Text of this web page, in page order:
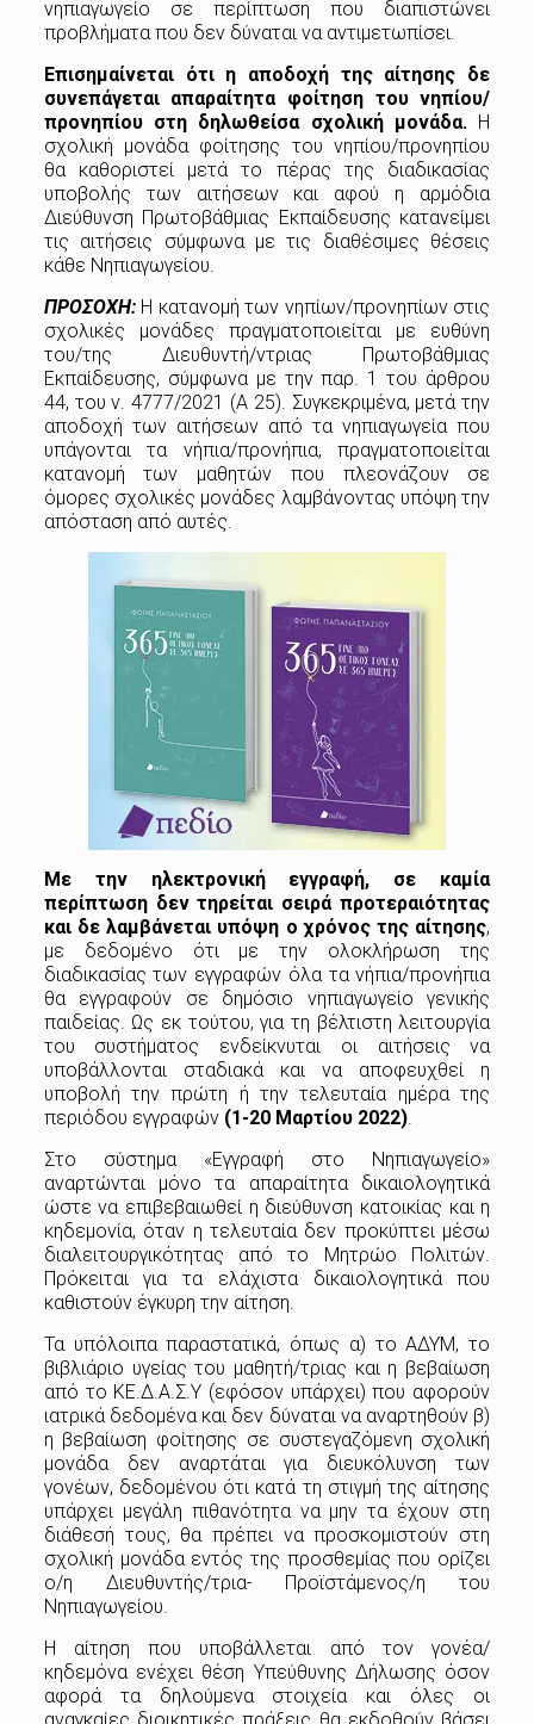
νηπιαγωγείο σε περίπτωση που διαπιστώνει
προβλήματα που δεν δύναται να αντιμετωπίσει.
Επισημαίνεται ότι η αποδοχή της αίτησης δε
συνεπάγεται απαραίτητα φοίτηση του νηπίου/
προνηπίου στη δηλωθείσα σχολική μονάδα. Η
σχολική μονάδα φοίτησης του νηπίου/προνηπίου
θα καθοριστεί μετά το πέρας της διαδικασίας
υποβολής των αιτήσεων και αφού η αρμόδια
Διεύθυνση Πρωτοβάθμιας Εκπαίδευσης κατανείμει
τις αιτήσεις σύμφωνα με τις διαθέσιμες θέσεις
κάθε Νηπιαγωγείου.
ΠΡΟΣΟΧΗ:Η κατανομή των νηπίων/προνηπίων στις
σχολικές μονάδες πραγματοποιείται με ευθύνη
του/της Διευθυντή/ντριας Πρωτοβάθμιας
Εκπαίδευσης, σύμφωνα με την παρ. 1 του άρθρου
44, του ν. 4777/2021 (Α 25). Συγκεκριμένα, μετά την
αποδοχή των αιτήσεων από τα νηπιαγωγεία που
υπάγονται τα νήπια/προνήπια, πραγματοποιείται
κατανομή των μαθητών που πλεονάζουν σε
όμορες σχολικές μονάδες λαμβάνοντας υπόψη την
απόσταση από αυτές.
Με την ηλεκτρονική εγγραφή, σε καμία
περίπτωση δεν τηρείται σειρά προτεραιότητας
και δε λαμβάνεται υπόψη ο χρόνος της αίτησης,
με δεδομένο ότι με την ολοκλήρωση της
διαδικασίας των εγγραφών όλα τα νήπια/προνήπια
θα εγγραφούν σε δημόσιο νηπιαγωγείο γενικής
παιδείας. Ως εκ τούτου, για τη βέλτιστη λειτουργία
του συστήματος ενδείκνυται οι αιτήσεις να
υποβάλλονται σταδιακά και να αποφευχθεί η
υποβολή την πρώτη ή την τελευταία ημέρα της
περιόδου εγγραφών (1-20 Μαρτίου 2022).
Στο σύστημα «Εγγραφή στο Νηπιαγωγείο»
αναρτώνται μόνο τα απαραίτητα δικαιολογητικά
ώστε να επιβεβαιωθεί η διεύθυνση κατοικίας και η
κηδεμονία, όταν η τελευταία δεν προκύπτει μέσω
διαλειτουργικότητας από το Μητρώο Πολιτών.
Πρόκειται για τα ελάχιστα δικαιολογητικά που
καθιστούν έγκυρη την αίτηση.
Τα υπόλοιπα παραστατικά, όπως α) το ΑΔΥΜ, το
βιβλιάριο υγείας του μαθητή/τριας και η βεβαίωση
από το ΚΕ.Δ.Α.Σ.Υ (εφόσον υπάρχει) που αφορούν
ιατρικά δεδομένα και δεν δύναται να αναρτηθούν β)
η βεβαίωση φοίτησης σε συστεγαζόμενη σχολική
μονάδα δεν αναρτάται για διευκόλυνση των
γονέων, δεδομένου ότι κατά τη στιγμή της αίτησης
υπάρχει μεγάλη πιθανότητα να μην τα έχουν στη
διάθεσή τους, θα πρέπει να προσκομιστούν στη
σχολική μονάδα εντός της προσθεμίας που ορίζει
ο/η Διευθυντής/τρια- Προϊστάμενος/η του
Νηπιαγωγείου.
Η αίτηση που υποβάλλεται από τον γονέα/
κηδεμόνα ενέχει θέση Υπεύθυνης Δήλωσης όσον
αφορά τα δηλούμενα στοιχεία και όλες οι